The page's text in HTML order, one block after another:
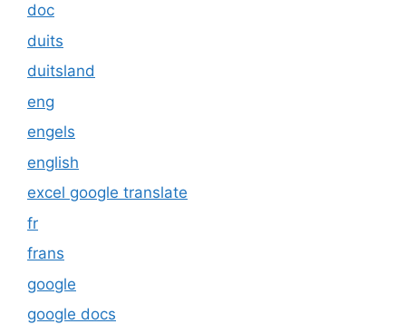
doc
duits
duitsland
eng
engels
english
excel google translate
fr
frans
google
google docs